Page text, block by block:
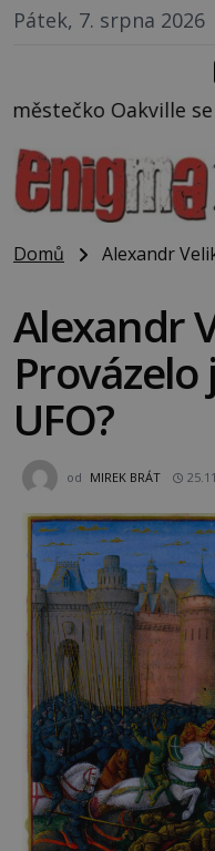
Pátek, 7. srpna 2026
nebe snáší
Domů Alexandr
Alexandr
UFO?
od MIREK BRÁT